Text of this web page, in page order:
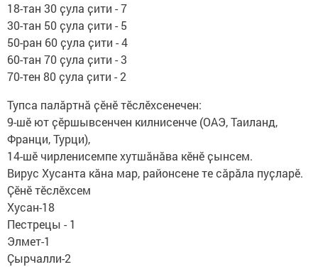
18-тан 30 ҫула ҫити - 7
30-тан 50 ҫула ҫити - 5
50-ран 60 ҫула ҫити - 4
60-тан 70 ҫула ҫити - 3
70-тен 80 ҫула ҫити - 2
Тупса палӑртнӑ ҫӗнӗ тӗслӗхсенечен:
9-шӗ ют ҫӗршывсенчен килнисенче (ОАЭ, Таиланд,
Франци, Турци),
14-шӗ чирленисемпе хутшӑнӑва кӗнӗ ҫынсем.
Вирус Хусанта кӑна мар, районсене те сӑрӑла пуҫларӗ.
Ҫӗнӗ тӗслӗхсем
Хусан-18
Пестрецы - 1
Элмет-1
Ҫырчалли-2